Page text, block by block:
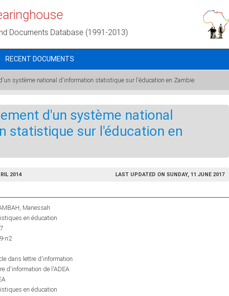
Documents Database (1991-2013)
RECENT DOCUMENTS
système national d'information statistique sur l'éducation en Zambie
d'un système national
statistique sur l'éducation en
2014 LAST UPDATED ON SUNDAY, 11 JUNE 2017
Manessah
en éducation
n2
dans lettre d'information
d'information de l'ADEA
en éducation